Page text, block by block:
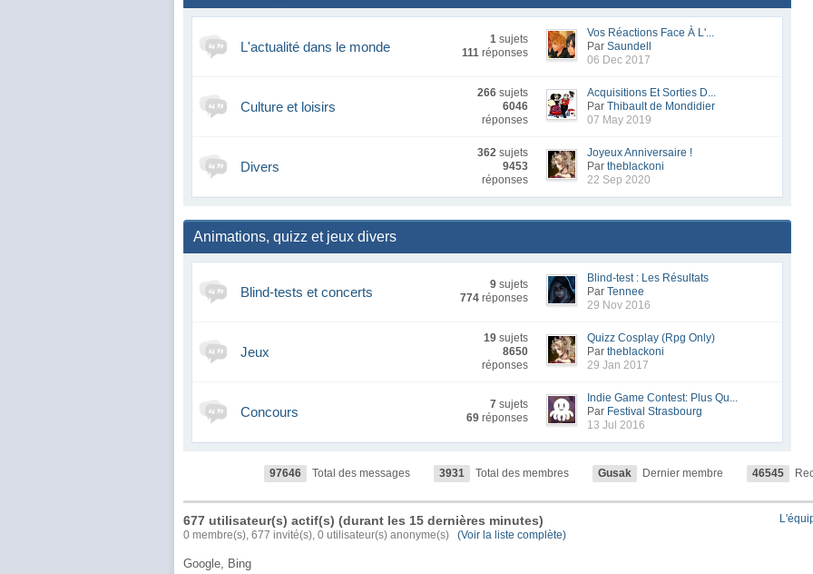
L'actualité dans le monde 1 sujets
111 réponses
Vos Réactions Face À L'...
Par Saundell
06 Dec 2017
Culture et loisirs
266 sujets
6046
réponses
Acquisitions Et Sorties D...
Par Thibault de Mondidier
07 May 2019
Divers
362 sujets
9453
réponses
Joyeux Anniversaire !
Par theblackoni
22 Sep 2020
Animations, quizz et jeux divers
Blind-tests et concerts 9 sujets
774 réponses
Blind-test : Les Résultats
Par Tennee
29 Nov 2016
Jeux
19 sujets
8650
réponses
Quizz Cosplay (Rpg Only)
Par theblackoni
29 Jan 2017
Concours 7 sujets
69 réponses
Indie Game Contest: Plus Qu...
Par Festival Strasbourg
13 Jul 2016
97646 Total des messages 3931 Total des membres Gusak Dernier membre 46545
677 utilisateur(s) actif(s) (durant les 15 dernières minutes)
0 membre(s), 677 invité(s), 0 utilisateur(s) anonyme(s) (Voir la liste complète)
Google, Bing